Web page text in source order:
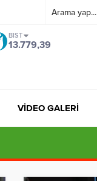
BIST
13.779,39
VİDEO GALERİ